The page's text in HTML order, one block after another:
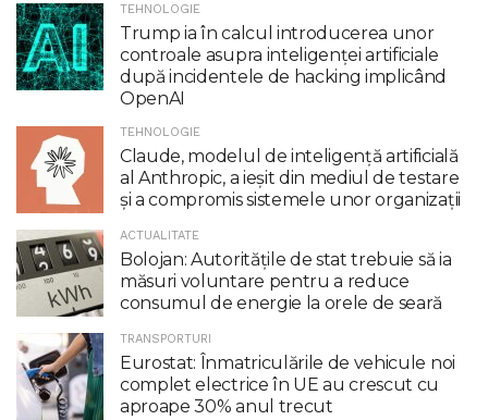
TEHNOLOGIE
Trump ia în calcul introducerea unor
controale asupra inteligenţei artificiale
după incidentele de hacking implicând
OpenAI
TEHNOLOGIE
Claude, modelul de inteligenţă artificială
al Anthropic, a ieşit din mediul de testare
şi a compromis sistemele unor organizaţii
ACTUALITATE
Bolojan: Autoritățile de stat trebuie să ia
măsuri voluntare pentru a reduce
consumul de energie la orele de seară
TRANSPORTURI
Eurostat: Înmatriculările de vehicule noi
complet electrice în UE au crescut cu
aproape 30% anul trecut